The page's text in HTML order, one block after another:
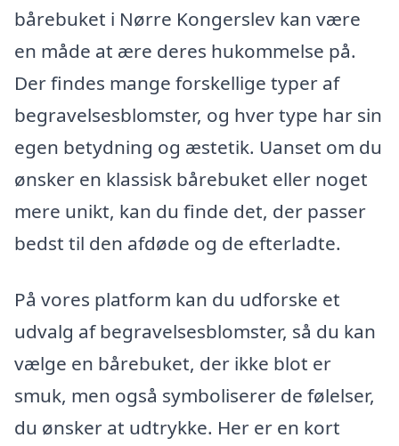
bårebuket i Nørre Kongerslev kan være
en måde at ære deres hukommelse på.
Der findes mange forskellige typer af
begravelsesblomster, og hver type har sin
egen betydning og æstetik. Uanset om du
ønsker en klassisk bårebuket eller noget
mere unikt, kan du finde det, der passer
bedst til den afdøde og de efterladte.
På vores platform kan du udforske et
udvalg af begravelsesblomster, så du kan
vælge en bårebuket, der ikke blot er
smuk, men også symboliserer de følelser,
du ønsker at udtrykke. Her er en kort